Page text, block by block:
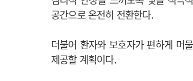
공간으로 온전히 전환한다.
더불어 환자와 보호자가 편하게 머
제공할 계획이다.